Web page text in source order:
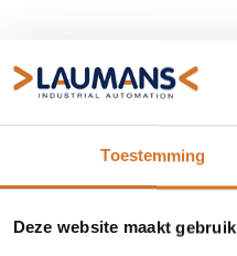
Toestemming
Deze website maakt
Voor laterale
Met
Object detectie